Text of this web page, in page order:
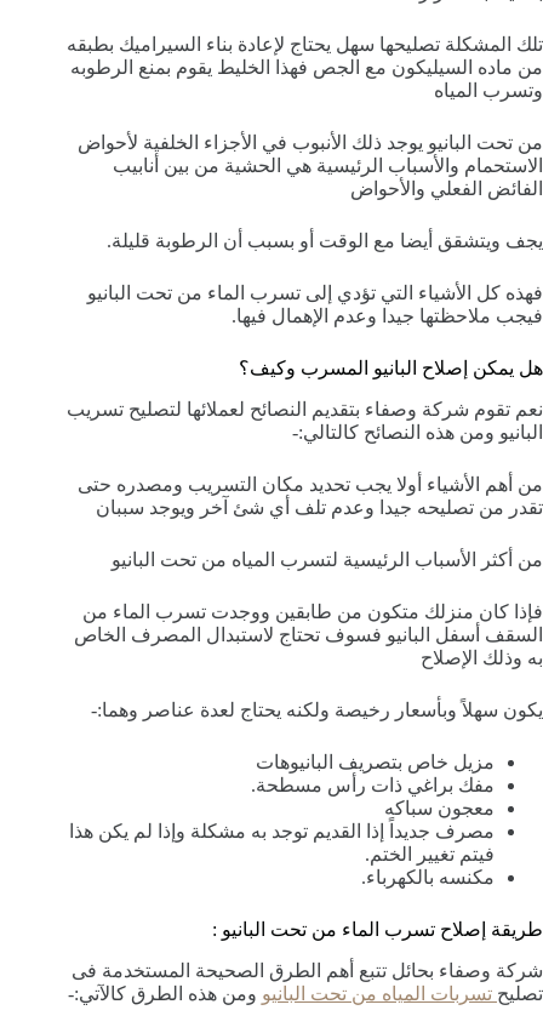
تلك المشكلة تصليحها سهل يحتاج لإعادة بناء السيراميك بطبقه
من ماده السيليكون مع الجص فهذا الخليط يقوم بمنع الرطوبه
وتسرب المياه
من تحت البانيو يوجد ذلك الأنبوب في الأجزاء الخلفية لأحواض
الاستحمام والأسباب الرئيسية هي الحشية من بين أنابيب
الفائض الفعلي والأحواض
يجف ويتشقق أيضا مع الوقت أو بسبب أن الرطوبة قليلة.
فهذه كل الأشياء التي تؤدي إلى تسرب الماء من تحت البانيو
فيجب ملاحظتها جيدا وعدم الإهمال فيها.
هل يمكن إصلاح البانيو المسرب وكيف؟
نعم تقوم شركة وصفاء بتقديم النصائح لعملائها لتصليح تسريب
البانيو ومن هذه النصائح كالتالي:-
من أهم الأشياء أولا يجب تحديد مكان التسريب ومصدره حتى
تقدر من تصليحه جيدا وعدم تلف أي شئ آخر ويوجد سببان
من أكثر الأسباب الرئيسية لتسرب المياه من تحت البانيو
فإذا كان منزلك متكون من طابقين ووجدت تسرب الماء من
السقف أسفل البانيو فسوف تحتاج لاستبدال المصرف الخاص
به وذلك الإصلاح
يكون سهلاً وبأسعار رخيصة ولكنه يحتاج لعدة عناصر وهما:-
مزيل خاص بتصريف البانيوهات
مفك براغي ذات رأس مسطحة.
معجون سباكه
مصرف جديداً إذا القديم توجد به مشكلة وإذا لم يكن هذا
فيتم تغيير الختم.
مكنسه بالكهرباء.
طريقة إصلاح تسرب الماء من تحت البانيو :
شركة وصفاء بحائل تتبع أهم الطرق الصحيحة المستخدمة فى
تصليح تسربات المياه من تحت البانيو ومن هذه الطرق كالآتي:-